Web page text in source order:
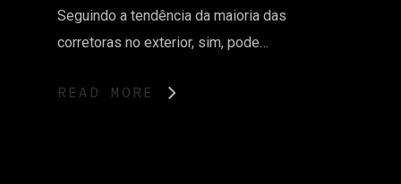
Seguindo a tendência da maioria das
corretoras no exterior, sim, pode…
READ MORE